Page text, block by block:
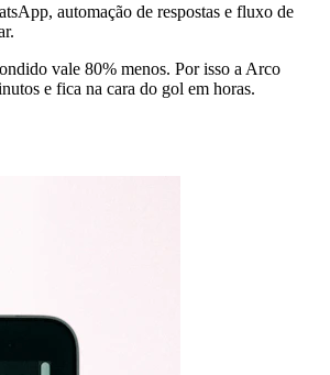
automação de respostas e fluxo de
vale 80% menos. Por isso a Arco
e fica na cara do gol em horas.